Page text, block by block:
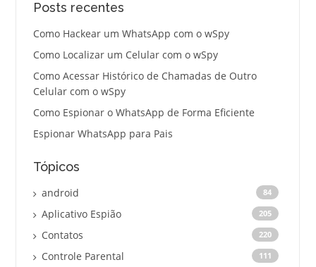
Posts recentes
Como Hackear um WhatsApp com o wSpy
Como Localizar um Celular com o wSpy
Como Acessar Histórico de Chamadas de Outro
Celular com o wSpy
Como Espionar o WhatsApp de Forma Eficiente
Espionar WhatsApp para Pais
Tópicos
android 84
Aplicativo Espião 205
Contatos 220
Controle Parental 111